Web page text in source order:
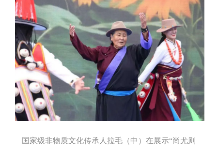
国家级非物质文化传承人拉毛（中）在展示“尚尤则